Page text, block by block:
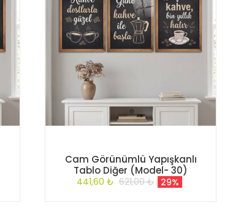
Cam Görünümlü Yapışkanlı
Tablo Diğer (Model- 30)
441,60 ₺ 621,00 ₺ 29%